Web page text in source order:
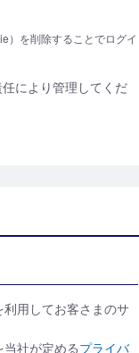
）を削除することでログイ
により管理してくだ
用してお客さまのサ
社が定めるプライバ